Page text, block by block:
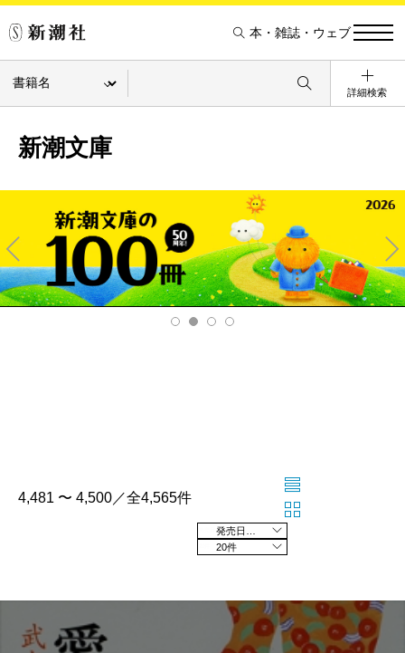
本・雑誌・ウェブ
詳細検索
新潮文庫
Pre
v
Ne
xt
4,481 〜 4,500／全4,565件
20件